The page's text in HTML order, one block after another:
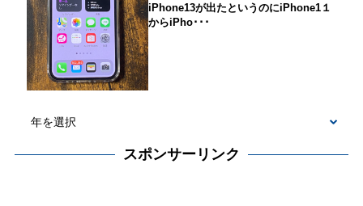
iPhone13が出たというのにiPhone1１
からiPho･･･
スポンサーリンク